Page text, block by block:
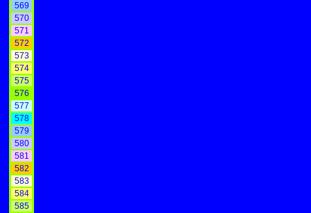
569
570
571
572
573
574
575
576
577
578
579
580
581
582
583
584
585